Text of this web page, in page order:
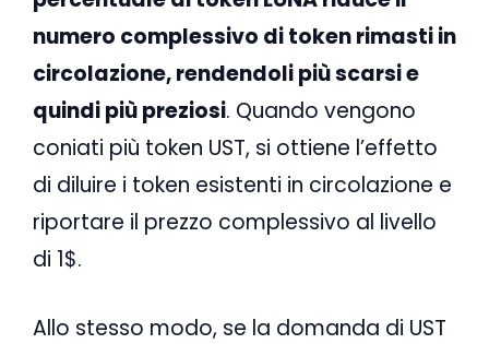
numero complessivo di token rimasti in
circolazione, rendendoli più scarsi e
quindi più preziosi. Quando vengono
coniati più token UST, si ottiene l’effetto
di diluire i token esistenti in circolazione e
riportare il prezzo complessivo al livello
di 1$.
Allo stesso modo, se la domanda di UST